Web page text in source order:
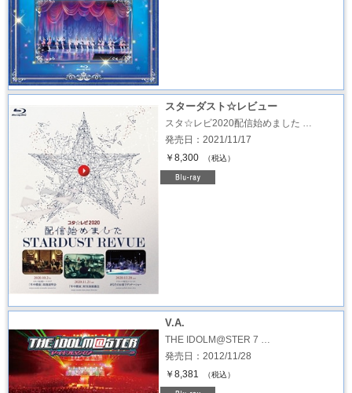
スターダスト☆レビュー
スタ☆レビ2020配信始めました …
発売日：2021/11/17
￥8,300
（税込）
V.A.
THE IDOLM@STER 7 …
発売日：2012/11/28
￥8,381
（税込）